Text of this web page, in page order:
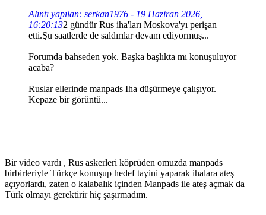
Alıntı yapılan: serkan1976 - 19 Haziran 2026,
16:20:132 gündür Rus iha'ları Moskova'yı perişan
etti.Şu saatlerde de saldırılar devam ediyormuş...
Forumda bahseden yok. Başka başlıkta mı konuşuluyor
acaba?
Ruslar ellerinde manpads Iha düşürmeye çalışıyor.
Kepaze bir görüntü...
Bir video vardı , Rus askerleri köprüden omuzda manpads
birbirleriyle Türkçe konuşup hedef tayini yaparak ihalara ateş
açıyorlardı, zaten o kalabalık içinden Manpads ile ateş açmak da
Türk olmayı gerektirir hiç şaşırmadım.